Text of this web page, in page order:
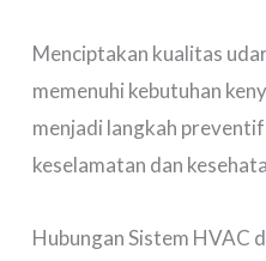
Menciptakan kualitas
memenuhi kebutuhan
menjadi langkah
keselamatan dan
Hubungan Sistem HVAC